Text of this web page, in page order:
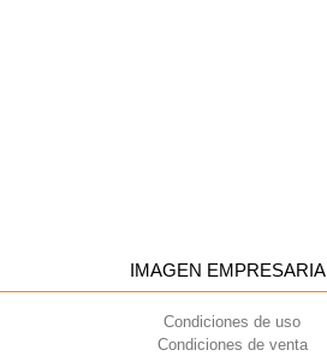
IMAGEN
Condiciones de uso
Condiciones de venta